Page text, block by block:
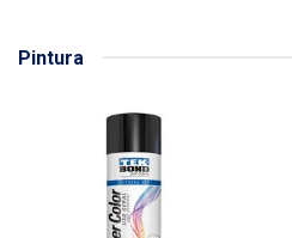
Pintura